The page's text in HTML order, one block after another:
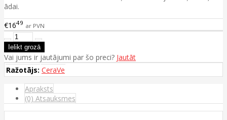
ādai.
€1649 ar PVN
Vai jums ir jautājumi par šo preci? Jautāt
Ražotājs: CeraVe
Apraksts
(0) Atsauksmes